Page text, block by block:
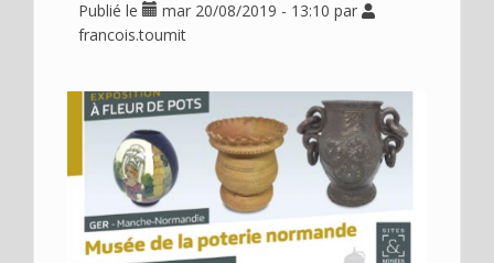
Déplier
Usage
Déplier
en
voir
Déplier
Contact
Recherche
Publié le mar 20/08/2019 - 13:10 par
francois.toumit
Image